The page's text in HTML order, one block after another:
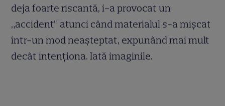
deja foarte riscantă, i-a provocat un
„accident” atunci când materialul s-a mișcat
într-un mod neașteptat, expunând mai mult
decât intenționa. Iată imaginile.